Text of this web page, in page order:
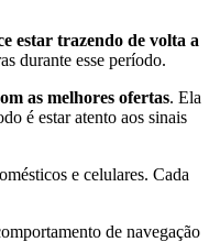
estar trazendo de volta a
durante esse período.
as melhores ofertas. Ela
é estar atento aos sinais
e celulares. Cada
de navegação